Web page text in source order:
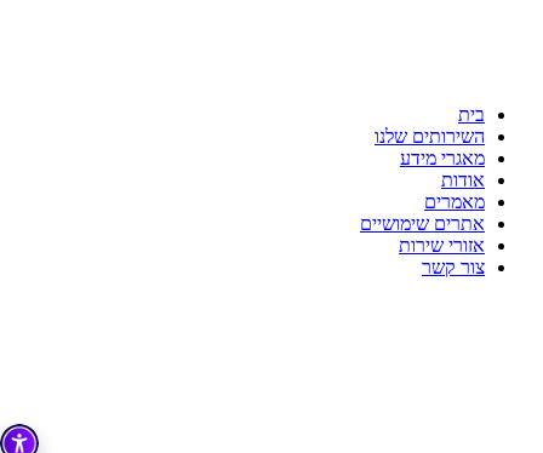
בית
השירותים שלנו
מאגרי מידע
אודות
מאמרים
אתרים שימושיים
אזורי שירות
צור קשר